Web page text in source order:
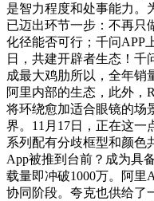
是智力程度和处事能力。
已迈出环节一步：不再只
化径能否可行；千问APP
日，共建开辟者生态！千
成最大鸡肋所以，全年销
阿里内部的生态，此外，
将环绕愈加适合眼镜的场
界。11月17日，正在这一
系列配有分歧框型和颜色
App被推到台前？成为具
载量即冲破1000万。阿里
协同阶段。夸克也供给了